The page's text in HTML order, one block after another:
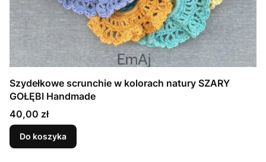
Szydełkowe scrunchie w kolorach natury SZARY
GOŁĘBI Handmade
Cena
40,00 zł
Do koszyka